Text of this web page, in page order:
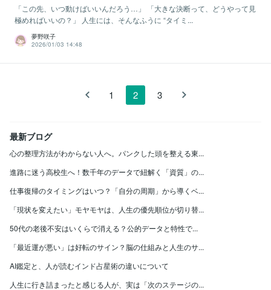
「この先、いつ動けばいいんだろう…」 「大きな決断って、どうやって見
極めればいいの？」 人生には、そんなふうに “タイミ...
夢野咲子
2026/01/03 14:48
1 2 3
最新ブログ
心の整理方法がわからない人へ。パンクした頭を整える東...
進路に迷う高校生へ！数千年のデータで紐解く「資質」の...
仕事復帰のタイミングはいつ？「自分の周期」から導くベ...
「現状を変えたい」モヤモヤは、人生の優先順位が切り替...
50代の老後不安はいくらで消える？公的データと特性で...
「最近運が悪い」は好転のサイン？脳の仕組みと人生のサ...
AI鑑定と、人が読むインド占星術の違いについて
人生に行き詰まったと感じる人が、実は「次のステージの...